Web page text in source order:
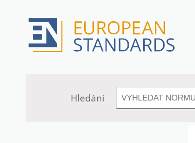
Hledání